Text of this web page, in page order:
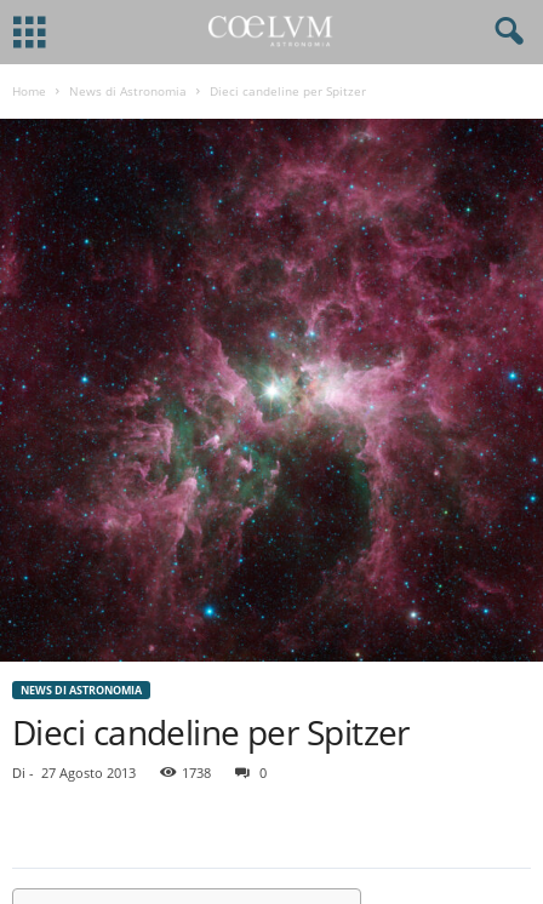
Home News di Astronomia Dieci candeline per Spitzer
NEWS DI ASTRONOMIA
Dieci candeline per Spitzer
Di - 27 Agosto 2013 1738 0